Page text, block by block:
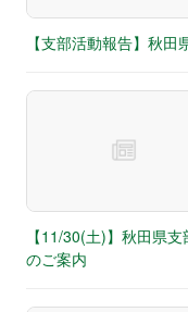
【支部活動報告】秋田
【11/30(土)】秋田県
のご案内